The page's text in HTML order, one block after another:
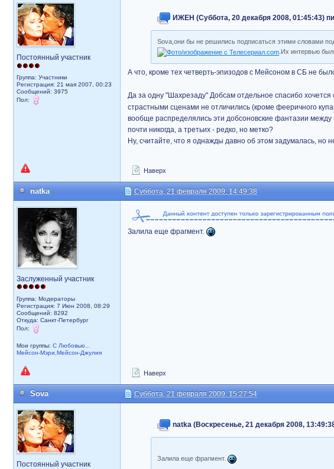
Постоянный участник
Группа: Участники
Регистрация: 21 мая 2007, 00:23
Сообщений: 3975
Пол:
ИЖЕН (Суббота, 20 декабря 2008, 01:45:43)
Sova,они бы не решились подписаться этими словами
.Их интервью
А что, кроме тех четверть-эпизодов с Мейсоном в СБ не
Да за одну "Шахрезаду" Добсам отдельное спасибо хочется
страстными сценами не отличились (кроме фееричного
вообще распределялись эти добсоновские фантазии
почти никогда, а третьих - редко, но метко?
Ну, считайте, что я однажды давно об этом задумалась, но
Наверх
natka Суббота, 21 февраля 2009, 14:49:38
Заслуженный участник
Группа: Модераторы
Регистрация: 7 Июн 2008, 08:29
Сообщений: 8292
Откуда: Санкт-Петербург
Пол:
Мои группы: С Любовью...
Мейсон-Мэри,Мейсон-Джулия
Залила еще фрагмент.
Наверх
Sova Суббота, 21 февраля 2009, 15:27:54
Постоянный участник
natka (Воскресенье, 21 декабря 2008,
Залила еще фрагмент.